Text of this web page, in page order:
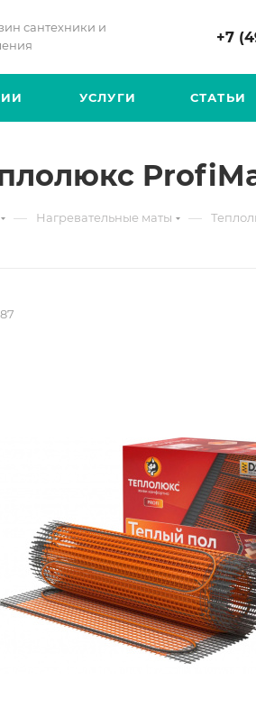
сантехники и
+7
УСЛУГИ СТАТЬИ
— Нагревательные маты —